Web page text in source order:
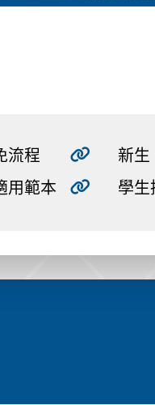
流程
用範本
新
學